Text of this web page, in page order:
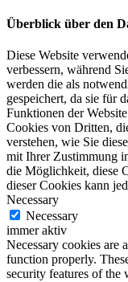
Überblick über den
Diese Website
verbessern, während
werden die als
gespeichert, da sie für
Funktionen der
Cookies von Dritten,
verstehen, wie Sie
mit Ihrer Zustimmung
die Möglichkeit, diese
dieser Cookies kann
Necessary
Necessary
immer aktiv
Necessary cookies are
function properly.
security features of the